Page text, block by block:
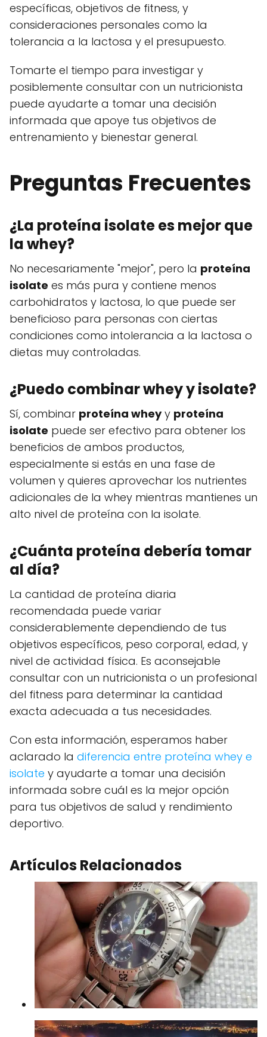
específicas, objetivos de fitness, y
consideraciones personales como la
tolerancia a la lactosa y el presupuesto.
Tomarte el tiempo para investigar y
posiblemente consultar con un nutricionista
puede ayudarte a tomar una decisión
informada que apoye tus objetivos de
entrenamiento y bienestar general.
Preguntas Frecuentes
¿La proteína isolate es mejor que
la whey?
No necesariamente "mejor", pero la proteína
isolate es más pura y contiene menos
carbohidratos y lactosa, lo que puede ser
beneficioso para personas con ciertas
condiciones como intolerancia a la lactosa o
dietas muy controladas.
¿Puedo combinar whey y isolate?
Sí, combinar proteína wheyy proteína
isolate puede ser efectivo para obtener los
beneficios de ambos productos,
especialmente si estás en una fase de
volumen y quieres aprovechar los nutrientes
adicionales de la whey mientras mantienes un
alto nivel de proteína con la isolate.
¿Cuánta proteína debería tomar
al día?
La cantidad de proteína diaria
recomendada puede variar
considerablemente dependiendo de tus
objetivos específicos, peso corporal, edad, y
nivel de actividad física. Es aconsejable
consultar con un nutricionista o un profesional
del fitness para determinar la cantidad
exacta adecuada a tus necesidades.
Con esta información, esperamos haber
aclarado la diferencia entre proteína whey e
isolate y ayudarte a tomar una decisión
informada sobre cuál es la mejor opción
para tus objetivos de salud y rendimiento
deportivo.
Artículos Relacionados